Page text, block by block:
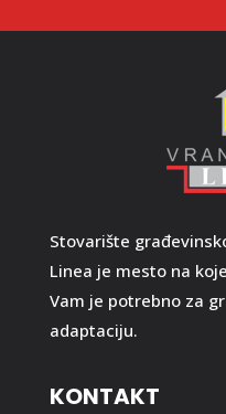
Stovarište
Linea je mesto na
Vam je potrebno za
adaptaciju.
KONTAKT